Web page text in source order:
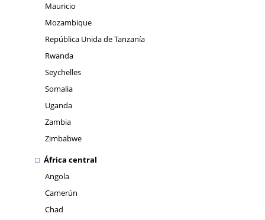
Mauricio
Mozambique
República Unida de Tanzanía
Rwanda
Seychelles
Somalia
Uganda
Zambia
Zimbabwe
África central
Angola
Camerún
Chad